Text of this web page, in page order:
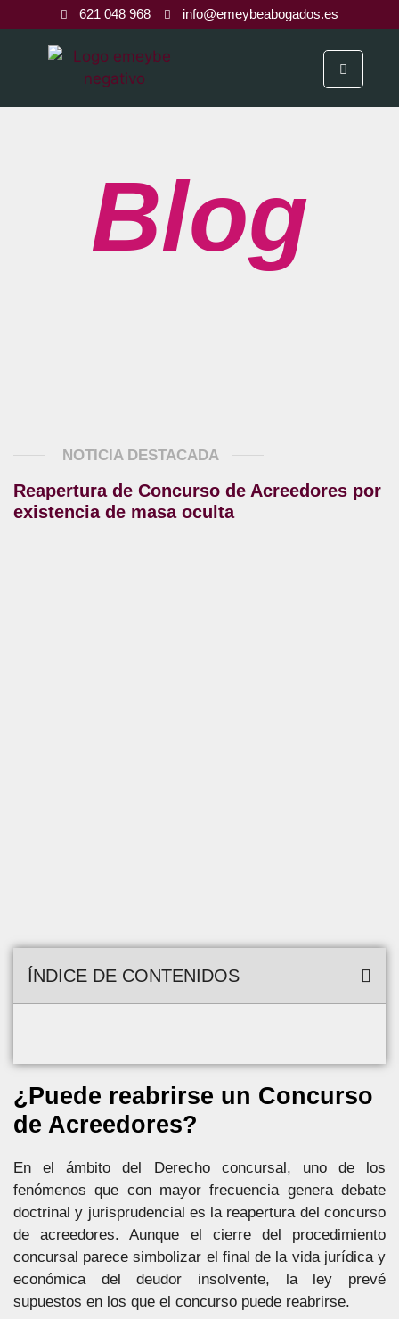
621 048 968 info@emeybeabogados.es
Blog
NOTICIA DESTACADA
Reapertura de Concurso de Acreedores por
existencia de masa oculta
ÍNDICE DE CONTENIDOS
¿Puede reabrirse un Concurso
de Acreedores?
En el ámbito del Derecho concursal, uno de los
fenómenos que con mayor frecuencia genera debate
doctrinal y jurisprudencial es la reapertura del concurso
de acreedores. Aunque el cierre del procedimiento
concursal parece simbolizar el final de la vida jurídica y
económica del deudor insolvente, la ley prevé
supuestos en los que el concurso puede reabrirse.